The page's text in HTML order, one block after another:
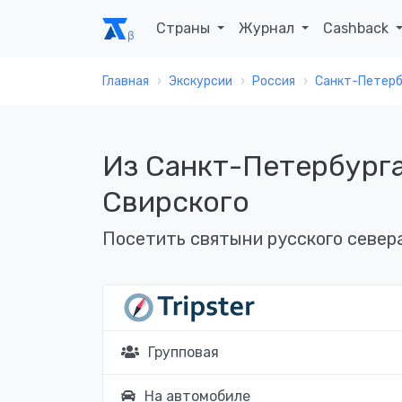
Страны Журнал Cashback
Главная Экскурсии Россия Санкт-
Из Санкт-
Свирского
Посетить святыни русского
Групповая
На автомобиле